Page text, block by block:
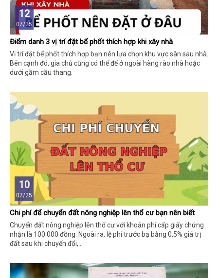
12
07/25
Điểm danh 3 vị trí đặt bể phốt thích hợp khi xây nhà
Vị trí đặt bể phốt thích hợp bạn nên lựa chọn khu vực sân sau nhà.
Bên cạnh đó, gia chủ cũng có thể để ở ngoài hàng rào nhà hoặc
dưới gầm cầu thang.
10
07/25
Chi phí để chuyển đất nông nghiệp lên thổ cư bạn nên biết
Chuyển đất nông nghiệp lên thổ cư với khoản phí cấp giấy chứng
nhận là 100.000 đồng. Ngoài ra, lệ phí trước bạ bằng 0,5% giá trị
đất sau khi chuyển đổi,...